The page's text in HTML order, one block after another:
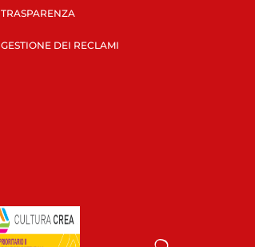
TRASPARENZA
GESTIONE DEI RECLAMI